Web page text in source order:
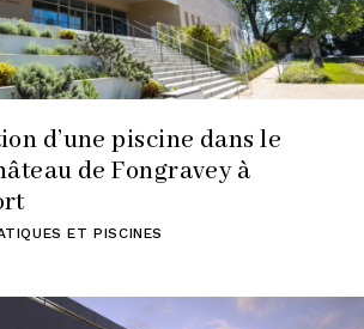
d’une piscine dans le
de Fongravey à
ET PISCINES